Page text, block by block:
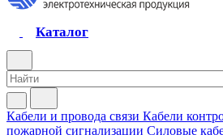
Каталог
Кабели и провода связи Кабели
пожарной сигнализации Силовые